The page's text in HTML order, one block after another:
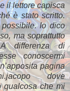
il lettore capisca
è stato scritto.
Io dico
ma soprattutto
differenza di
conoscermi
pagina
dove
qualcosa che mi